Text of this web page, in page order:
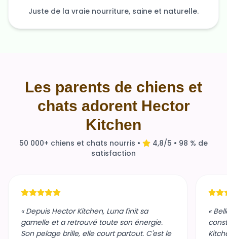
Juste de la vraie nourriture, saine et naturelle.
Les parents de chiens et
chats adorent Hector
Kitchen
50 000+ chiens et chats nourris •
4,8/5 • 98 % de
satisfaction
« Depuis Hector Kitchen, Luna finit sa
gamelle et a retrouvé toute son énergie.
Son pelage brille, elle court partout. C'est le
«